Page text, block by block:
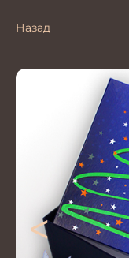
Назад
<